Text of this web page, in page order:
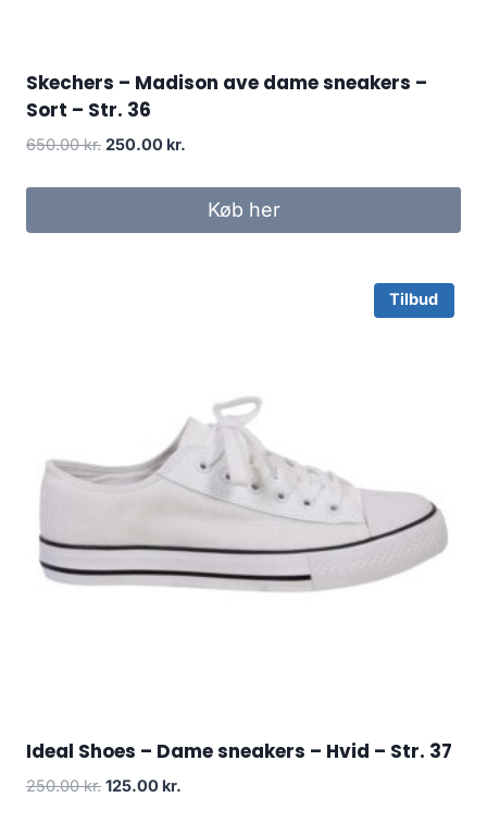
Skechers – Madison ave dame sneakers –
Sort – Str. 36
650.00kr. Original
was:
250.00 kr.
is:
250.00 kr..
Køb her
Tilbud
Ideal Shoes – Dame sneakers – Hvid – Str. 37
250.00kr. Original
125.00 kr.